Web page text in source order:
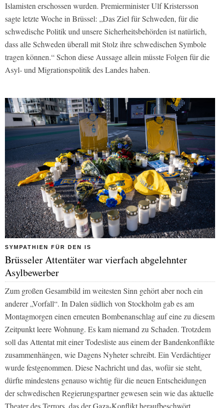
Islamisten erschossen wurden. Premierminister Ulf Kristersson
sagte letzte Woche in Brüssel: „Das Ziel für Schweden, für die
schwedische Politik und unsere Sicherheitsbehörden ist natürlich,
dass alle Schweden überall mit Stolz ihre schwedischen Symbole
tragen können.“ Schon diese Aussage allein müsste Folgen für die
Asyl- und Migrationspolitik des Landes haben.
SYMPATHIEN FÜR DEN IS
Brüsseler Attentäter war vierfach abgelehnter
Asylbewerber
Zum großen Gesamtbild im weitesten Sinn gehört aber noch ein
anderer „Vorfall“. In Dalen südlich von Stockholm gab es am
Montagmorgen einen erneuten Bombenanschlag auf eine zu diesem
Zeitpunkt leere Wohnung. Es kam niemand zu Schaden. Trotzdem
soll das Attentat mit einer Todesliste aus einem der Bandenkonflikte
zusammenhängen, wieDagens Nyheterschreibt. Ein Verdächtiger
wurde festgenommen. Diese Nachricht und das, wofür sie steht,
dürfte mindestens genauso wichtig für die neuen Entscheidungen
der schwedischen Regierungspartner gewesen sein wie das aktuelle